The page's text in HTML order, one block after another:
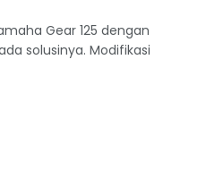
Gear 125 dengan
solusinya. Modifikasi